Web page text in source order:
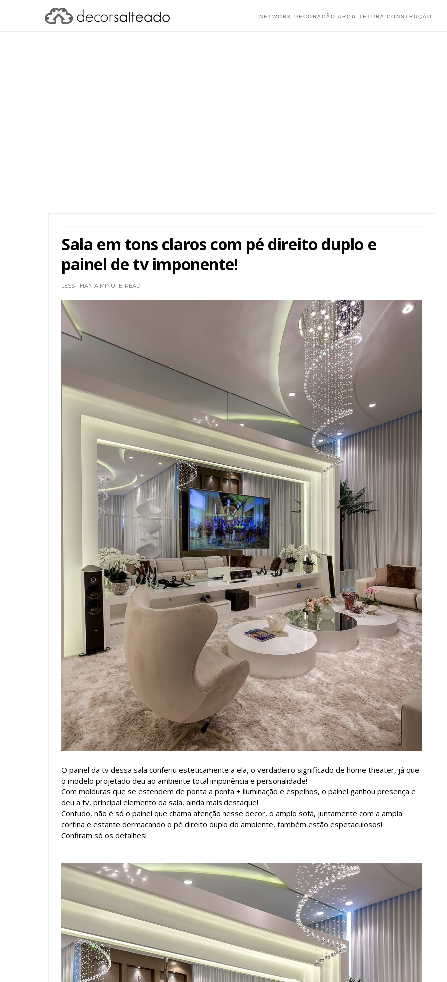
NETWORK DECORAÇÃO ARQUITETURA CONSTRUÇÃO
Sala em tons claros com pé direito duplo e
painel de tv imponente!
LESS THAN A MINUTE READ
O painel da tv dessa sala conferiu esteticamente a ela, o verdadeiro significado de home theater, já que
o modelo projetado deu ao ambiente total imponência e personalidade!
Com molduras que se estendem de ponta a ponta + iluminação e espelhos, o painel ganhou presença e
deu a tv, principal elemento da sala, ainda mais destaque!
Contudo, não é só o painel que chama atenção nesse decor, o amplo sofá, juntamente com a ampla
cortina e estante dermacando o pé direito duplo do ambiente, também estão espetaculosos!
Confiram só os detalhes!